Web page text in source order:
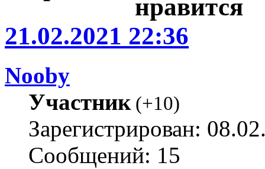
21.02.2021 22:36
Nooby
Участник(+10)
Зарегистрирован:
Сообщений: 15